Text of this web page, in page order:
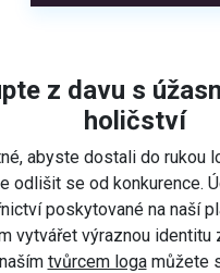
z davu s
holičství
abyste dostali do rukou
odlišit se od konkurence.
poskytované na naší
vytvářet výraznou identitu
tvůrcem logamůžete